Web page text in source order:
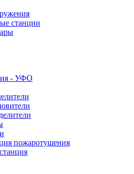
станции
- УФО
пожаротушения